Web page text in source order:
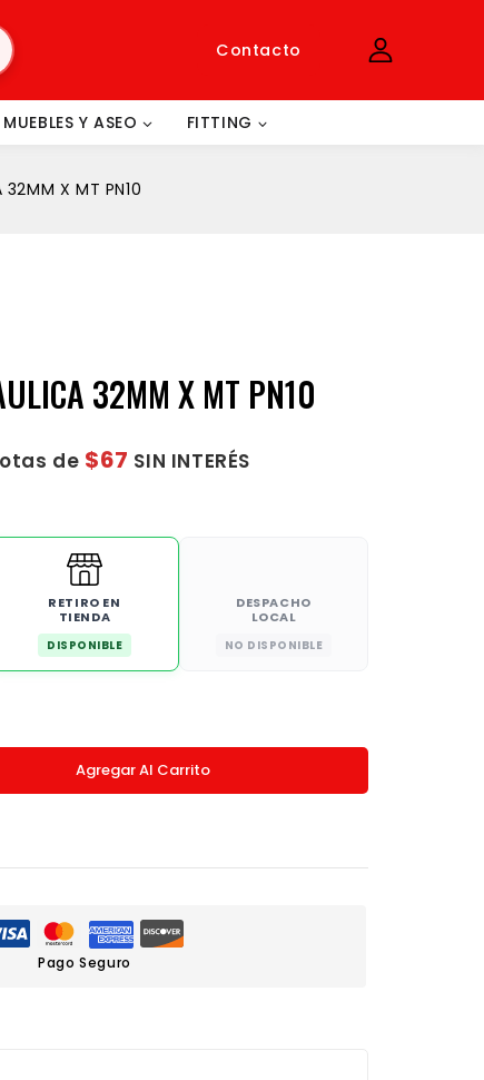
Contacto
MUEBLES Y ASEO FITTING
32MM X MT PN10
32MM X MT PN10
de $67 SIN INTERÉS
RETIRO EN
TIENDA
DISPONIBLE
DESPACHO
LOCAL
NO DISPONIBLE
Agregar Al Carrito
Pago Seguro